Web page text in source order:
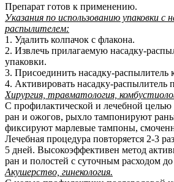
Препарат готов к применению.
Указания по использованию упаковки с
распылителем:
1. Удалить колпачок с флакона.
2. Извлечь прилагаемую насадку-
упаковки.
3. Присоединить насадку-распылитель
4. Активировать насадку-
Хирургия, травматология,
С профилактической и лечебной
ран и ожогов, рыхло тампонируют
фиксируют марлевые тампоны,
Лечебная процедура повторяется 2-3
5 дней. Высокоэффективен метод
ран и полостей с суточным расходом до
Акушерство, гинекология.